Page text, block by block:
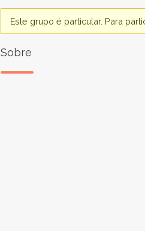
Este grupo é particular. Para
Sobre